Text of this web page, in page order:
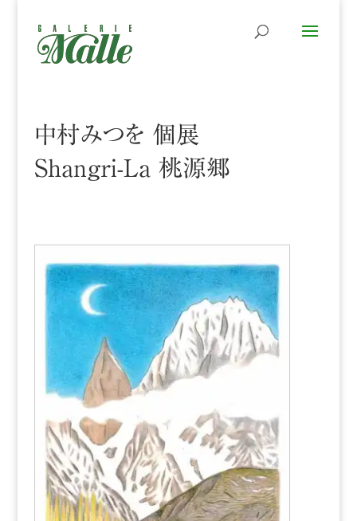
中村みつを 個展
Shangri-La 桃源郷